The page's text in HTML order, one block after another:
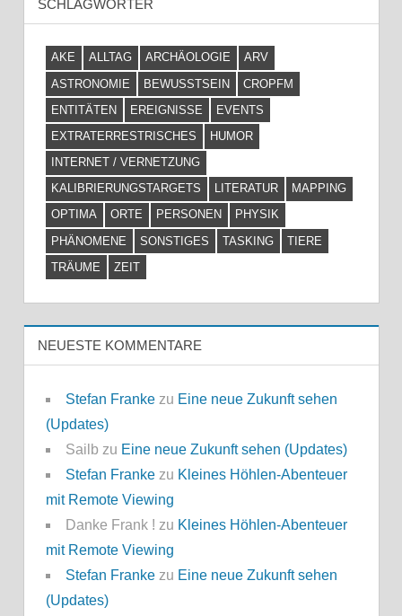
SCHLAGWÖRTER
AKE ALLTAG ARCHÄOLOGIE
ARV
ASTRONOMIE
BEWUSSTSEIN
CROPFM
ENTITÄTEN
EREIGNISSE
EVENTS
EXTRATERRESTRISCHES
HUMOR
INTERNET / VERNETZUNG
KALIBRIERUNGSTARGETS
LITERATUR
MAPPING
OPTIMA
ORTE PERSONEN
PHYSIK
PHÄNOMENE
SONSTIGES TASKING
TIERE
TRÄUME
ZEIT
NEUESTE KOMMENTARE
Stefan Frankezu Eine neue Zukunft sehen
(Updates)
Sailb zu Eine neue Zukunft sehen (Updates)
Stefan Frankezu Kleines Höhlen-Abenteuer
mit Remote Viewing
Danke Frank ! zu Kleines Höhlen-Abenteuer
mit Remote Viewing
Stefan Frankezu Eine neue Zukunft sehen
(Updates)